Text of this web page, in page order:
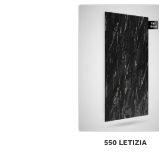
550 LETIZIA